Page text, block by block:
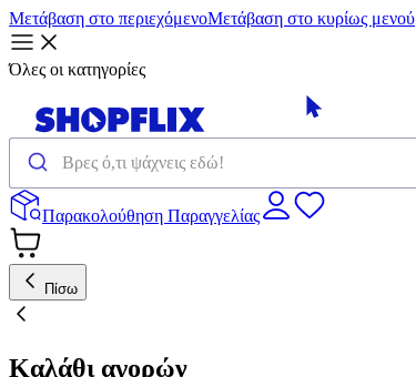
Μετάβαση στο περιεχόμενοΜετάβαση στο κυρίως μενού
Όλες οι κατηγορίες
Παρακολούθηση Παραγγελίας
Πίσω
Καλάθι αγορών